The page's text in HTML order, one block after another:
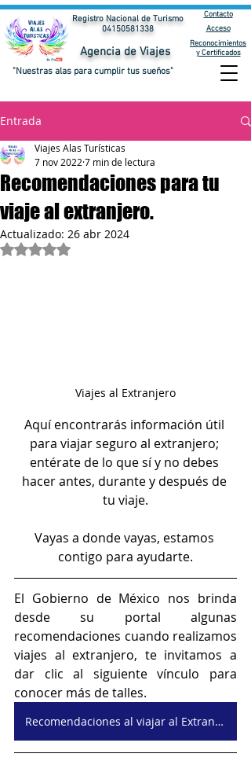
Agencia de Viajes
"Nuestras alas para cumplir tus sueños"
Registro Nacional de Turismo
04150581338
Contacto
Acceso
Reconocimientos
y Certificados
Entrada
Recomendaciones para tu
viaje al extranjero.
Viajes Alas Turísticas
7 nov 2022 7 min de lectura
Actualizado: 26 abr 2024
Obtuvo NaN de 5 estrellas.
Viajes al Extranjero
Aquí encontrarás información útil
para viajar seguro al extranjero;
entérate de lo que sí y no debes
hacer antes, durante y después de
tu viaje.
Vayas a donde vayas, estamos
contigo para ayudarte.
El Gobierno de México nos brinda
desde su portal algunas
recomendaciones cuando realizamos
viajes al extranjero, te invitamos a
dar clic al siguiente vínculo para
conocer más de talles.
Recomendaciones al viajar al Extranjero